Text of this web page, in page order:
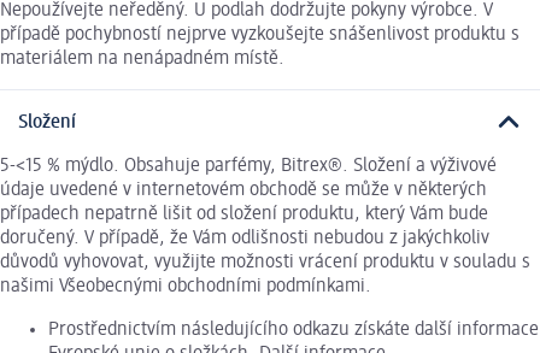
Nepoužívejte neředěný. U podlah dodržujte pokyny výrobce. V
případě pochybností nejprve vyzkoušejte snášenlivost produktu s
materiálem na nenápadném místě.
Složení
5-<15 % mýdlo. Obsahuje parfémy, Bitrex®. Složení a výživové
údaje uvedené v internetovém obchodě se může v některých
případech nepatrně lišit od složení produktu, který Vám bude
doručený. V případě, že Vám odlišnosti nebudou z jakýchkoliv
důvodů vyhovovat, využijte možnosti vrácení produktu v souladu s
našimi Všeobecnými obchodními podmínkami.
Prostřednictvím následujícího odkazu získáte další informace